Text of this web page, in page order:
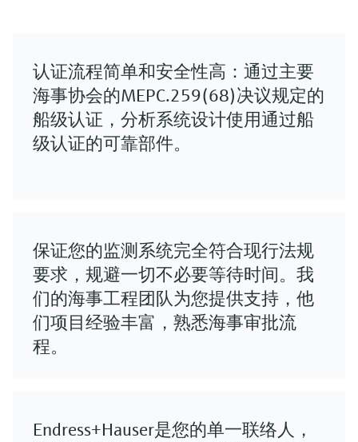
认证流程简单和安全性高：通过主要
海事协会的MEPC.259(68)决议规定的
船级认证，分析系统设计使用通过船
级认证的可靠部件。
保证您的监测系统完全符合现行法规
要求，规避一切不必要等待时间。我
们的海事工程团队为您提供支持，他
们项目经验丰富，熟悉海事审批流
程。
Endress+Hauser是您的单一联络人，